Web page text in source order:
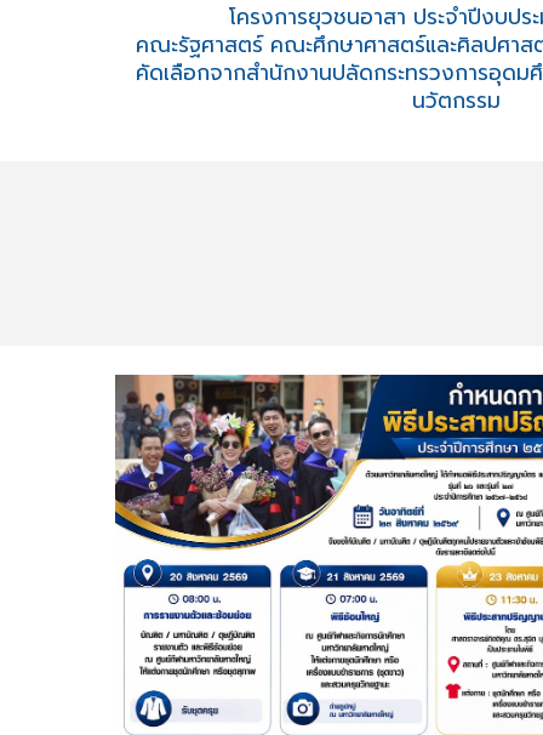
โครงการยุวชนอาสา ประจำปีงบป
คณะรัฐศาสตร์ คณะศึกษาศาสตร์และศิลปศาส
คัดเลือกจากสำนักงานปลัดกระทรวงการอุดม
นวัตกรรม